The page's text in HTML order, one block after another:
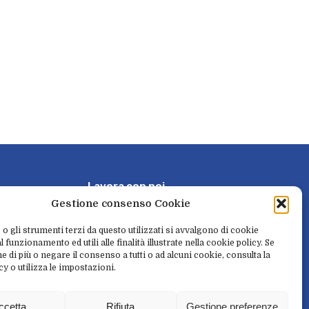
Gestione consenso Cookie
o gli strumenti terzi da questo utilizzati si avvalgono di cookie
funzionamento ed utili alle finalità illustrate nella cookie policy. Se
di più o negare il consenso a tutti o ad alcuni cookie, consulta la
o utilizza le impostazioni.
Rifiuta Gestione preferenze
Lavoraconnoi
Pr enotaeritira
New